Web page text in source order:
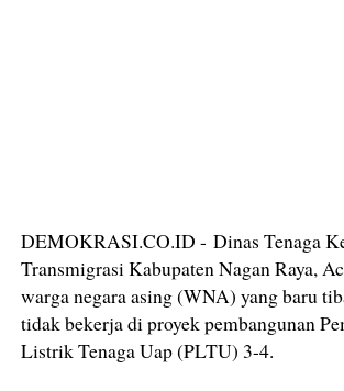
DEMOKRASI.CO.ID - Dinas Tenaga
Transmigrasi Kabupaten Nagan Raya,
warga negara asing (WNA) yang baru
tidak bekerja di proyek pembangunan
Listrik Tenaga Uap (PLTU) 3-4.